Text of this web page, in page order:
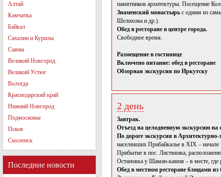
Алтай
Камчатка
Байкал
Сахалин и Курилы
Саяны
Великий Новгород
Великий Устюг
Вологда
Краснодарский край
Нижний Новгород
Подмосковье
Псков
Смоленск
Последние новости
памятников архитектуры. Посещение
Знаменский монастырь с одним из
Шелихова и др.).
Обед в ресторане в центре города.
Свободное время.
Размещение в гостинице
Включено питание: обед в ресторане
Обзорная экскурсия по Иркутску
2 день
Завтрак.
Отъезд на целодневную экскурсию на
По дороге экскурсия в
населявших Прибайкалье в XIX – начале
Прибытие в пос. Листвянка,
Остановка у Шаман-камня – в месте, где
Обед в местном ресторане блюдами